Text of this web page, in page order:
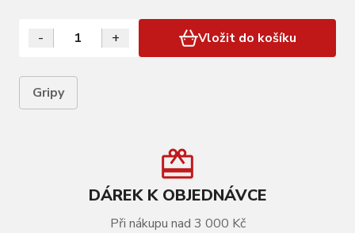
- + Vložit do košíku
Gripy
DÁREK K OBJEDNÁVCE
Při nákupu nad 3 000 Kč